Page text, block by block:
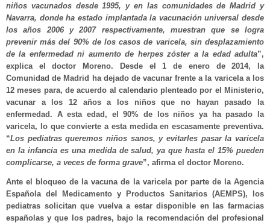
niños vacunados desde 1995, y en las comunidades de Madrid y
Navarra, donde ha estado implantada la vacunación universal desde
los años 2006 y 2007 respectivamente, muestran que se logra
prevenir más del 90% de los casos de varicela, sin desplazamiento
de la enfermedad ni aumento de herpes zóster a la edad adulta”,
explica el doctor Moreno. Desde el 1 de enero de 2014, la
Comunidad de Madrid ha dejado de vacunar frente a la varicela a los
12 meses para, de acuerdo al calendario plenteado por el Ministerio,
vacunar a los 12 años a los niños que no hayan pasado la
enfermedad. A esta edad, el 90% de los niños ya ha pasado la
varicela, lo que convierte a esta medida en escasamente preventiva.
“Los pediatras queremos niños sanos, y evitarles pasar la varicela
en la infancia es una medida de salud, ya que hasta el 15% pueden
complicarse, a veces de forma grave”, afirma el doctor Moreno.
Ante el bloqueo de la vacuna de la varicela por parte de la Agencia
Española del Medicamento y Productos Sanitarios (AEMPS), los
pediatras solicitan que vuelva a estar disponible en las farmacias
españolas y que los padres, bajo la recomendación del profesional